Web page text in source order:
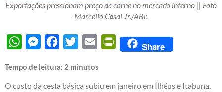
Exportações pressionam preço da carne no mercado interno || Foto
Marcello Casal Jr./ABr.
WhatsAppMessengerFacebook
Twitter Email PrintFriendly
Share
Tempo de leitura: 2 minutos
O custo da cesta básica subiu em janeiro em Ilhéus e Itabuna,